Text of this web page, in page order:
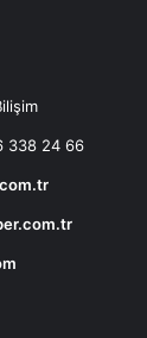
338 24 66